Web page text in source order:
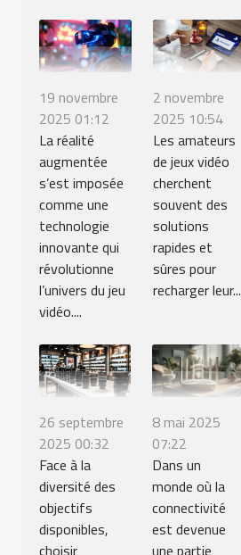
19 novembre
2025 01:12
La réalité
augmentée
s’est imposée
comme une
technologie
innovante qui
révolutionne
l’univers du jeu
vidéo....
2 novembre
2025 10:54
Les amateurs
de jeux vidéo
cherchent
souvent des
solutions
rapides et
sûres pour
recharger leur...
26 septembre
2025 00:32
Face à la
diversité des
objectifs
disponibles,
choisir
8 mai 2025
07:22
Dans un
monde où la
connectivité
est devenue
une partie